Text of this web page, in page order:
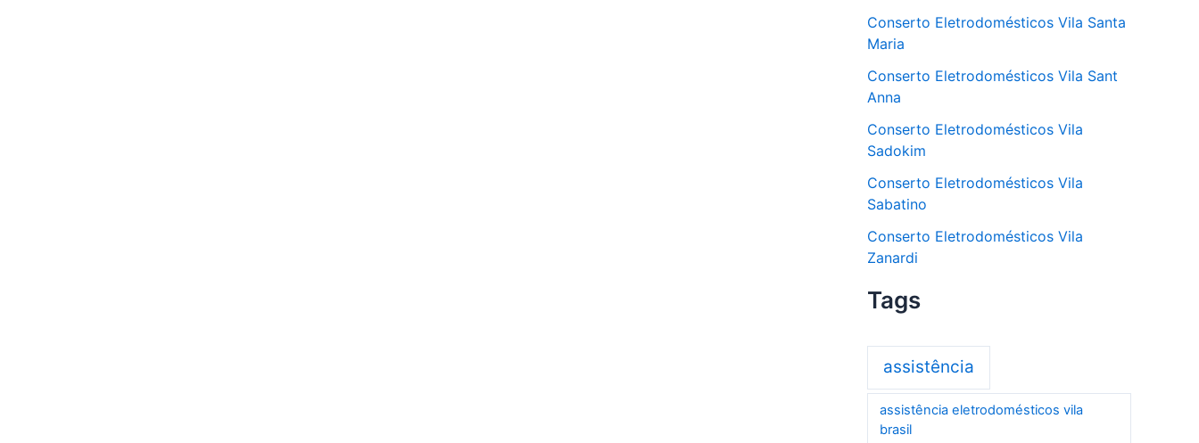
Conserto Eletrodomésticos Vila Santa
Maria
Conserto Eletrodomésticos Vila Sant
Anna
Conserto Eletrodomésticos Vila
Sadokim
Conserto Eletrodomésticos Vila
Sabatino
Conserto Eletrodomésticos Vila
Zanardi
Tags
assistência
assistência eletrodomésticos vila
brasil